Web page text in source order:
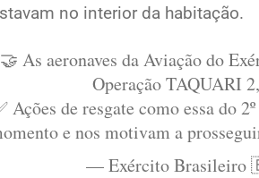
no interior da habitação.
🤝 As aeronaves da Aviação do
Operação TAQUARI
Ações de resgate como essa do
e nos motivam a
— Exército